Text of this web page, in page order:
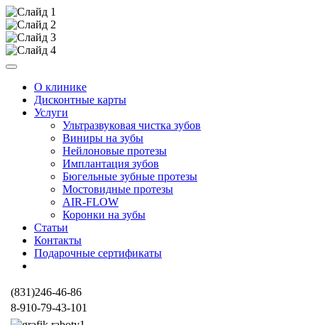
О клинике
Дисконтные карты
Услуги
Ультразвуковая чистка зубов
Виниры на зубы
Нейлоновые протезы
Имплантация зубов
Бюгельные зубные протезы
Мостовидные протезы
AIR-FLОW
Коронки на зубы
Статьи
Контакты
Подарочные сертификаты
(831)246-46-86
8-910-79-43-101